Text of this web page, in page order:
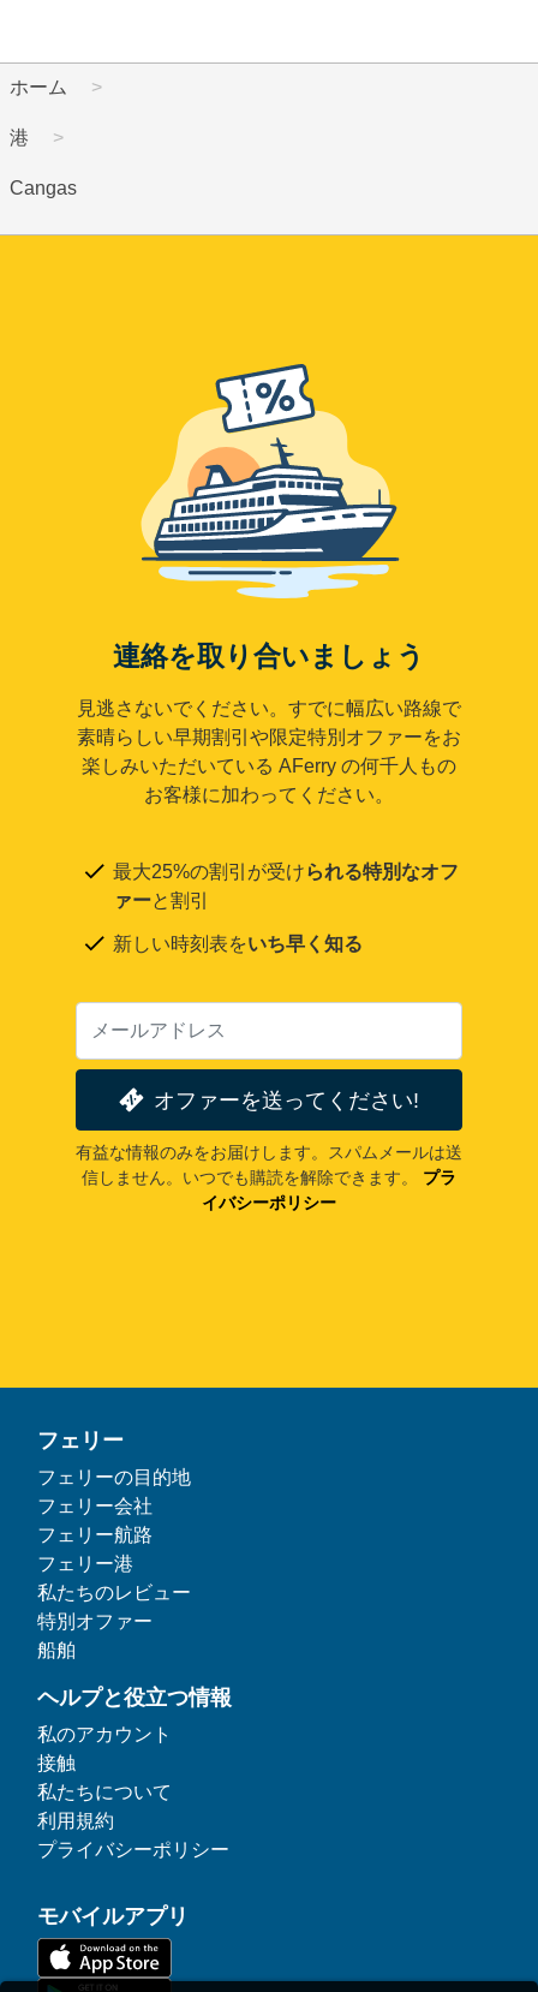
ホーム
港
Cangas
連絡を取り合いましょう
見逃さないでください。すでに幅広い路線で
素晴らしい早期割引や限定特別オファーをお
楽しみいただいている AFerry の何千人もの
お客様に加わってください。
最大25%の割引が受けられる特別なオフ
ァーと割引
新しい時刻表をいち早く知る
オファーを送ってください!
有益な情報のみをお届けします。スパムメールは送
信しません。いつでも購読を解除できます。
プラ
イバシーポリシー
フェリー
フェリーの目的地
フェリー会社
フェリー航路
フェリー港
私たちのレビュー
特別オファー
船舶
ヘルプと役立つ情報
私のアカウント
接触
私たちについて
利用規約
プライバシーポリシー
モバイルアプリ